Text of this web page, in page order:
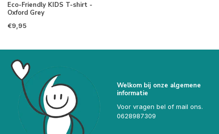
Eco-Friendly KIDS T-shirt -
Oxford Grey
€9,95
Welkom bij onze algemene
informatie
Voor vragen bel of mail ons.
0628987309